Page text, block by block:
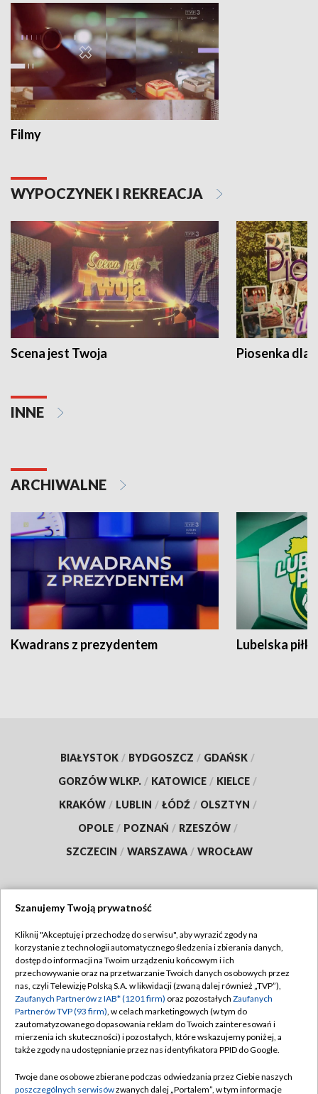
Filmy
WYPOCZYNEK I REKREACJA
Scena jest Twoja Piosenka dla
INNE
ARCHIWALNE
Kwadrans z prezydentem Lubelska piłka
BIAŁYSTOK / BYDGOSZCZ / GDAŃSK /
GORZÓW WLKP. / KATOWICE / KIELCE /
KRAKÓW / LUBLIN / ŁÓDŹ / OLSZTYN /
OPOLE / POZNAŃ / RZESZÓW /
SZCZECIN / WARSZAWA / WROCŁAW
TVP
Abonament TVP
Emisja w TVP
Centrum informacji TVP
Naziemna Telewizja Cyfrowa
Rada Programowa
Regulamin TVP
Polityka prywatności
Moje zgody
Pomoc
Kontakt
Szanujemy Twoją prywatność
Kliknij "Akceptuję i przechodzę do serwisu", aby wyrazić zgody na
korzystanie z technologii automatycznego śledzenia i zbierania danych,
dostęp do informacji na Twoim urządzeniu końcowym i ich
przechowywanie oraz na przetwarzanie Twoich danych osobowych przez
nas, czyli Telewizję Polską S.A. w likwidacji (zwaną dalej również „TVP”),
Zaufanych Partnerów z IAB* (1201 firm) oraz pozostałych Zaufanych
Partnerów TVP (93 firm), w celach marketingowych (w tym do
zautomatyzowanego dopasowania reklam do Twoich zainteresowań i
mierzenia ich skuteczności) i pozostałych, które wskazujemy poniżej, a
także zgody na udostępnianie przez nas identyfikatora PPID do Google.
Twoje dane osobowe zbierane podczas odwiedzania przez Ciebie naszych
poszczególnych serwisówzwanych dalej „Portalem”, w tym informacje